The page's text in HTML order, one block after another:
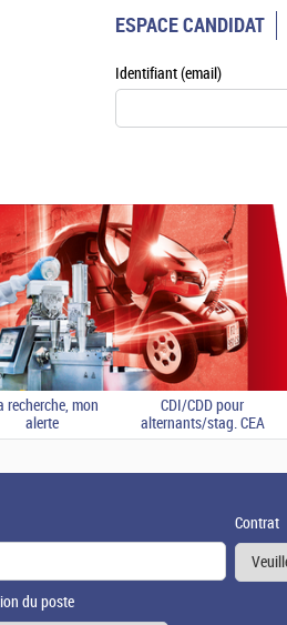
ESPACE CANDIDAT
Identifiant (email)
recherche, mon
alerte
CDI/CDD pour
alternants/stag. CEA
Contrat
du poste